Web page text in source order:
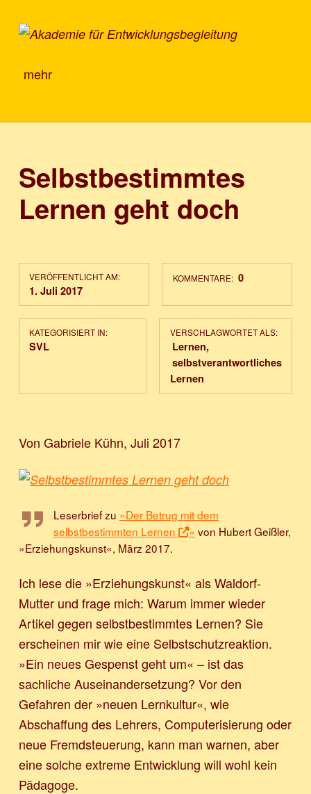
Akademie für Entwicklungsbegleitung
mehr
Selbstbestimmtes
Lernen geht doch
VERÖFFENTLICHT AM:
1. Juli 2017
KOMMENTARE: 0
KATEGORISIERT IN:
SVL
VERSCHLAGWORTET ALS:
Lernen
selbstverantwortliches
Lernen
Von Gabriele Kühn, Juli 2017
Leserbrief zu »Der Betrug mit dem
selbstbestimmten Lernen
« von Hubert Geißler,
»Erziehungskunst«, März 2017.
Ich lese die »Erziehungskunst« als Waldorf-
Mutter und frage mich: Warum immer wieder
Artikel gegen selbstbestimmtes Lernen? Sie
erscheinen mir wie eine Selbstschutz­reaktion.
»Ein neues Gespenst geht um« – ist das
sachliche Auseinandersetzung? Vor den
Gefahren der »neuen Lernkultur«, wie
Abschaffung des Lehrers, Computerisierung oder
neue Fremdsteuerung, kann man warnen, aber
eine solche extreme Entwicklung will wohl kein
Pädagoge.